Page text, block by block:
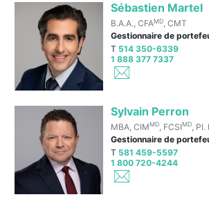
Sébastien Martel
B.A.A., CFAMD, CMT
Gestionnaire de
T 514 350-6339
1 888 377 7337
Sylvain Perron
MBA, CIMMD , FCSIMD
,
Gestionnaire de
T 581 459-5597
1 800 720-4244